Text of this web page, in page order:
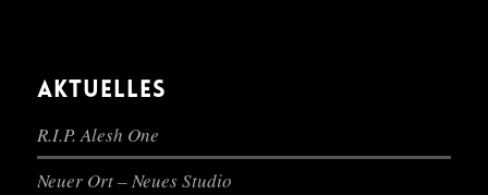
AKTUELLES
R.I.P. Alesh One
Neuer Ort – Neues Studio